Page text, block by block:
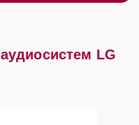
аудиосистем LG